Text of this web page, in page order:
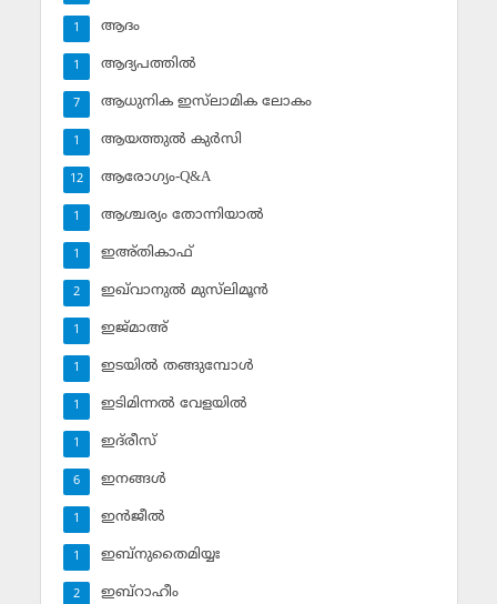
ആദം
1
ആദ്യപത്തില്‍
1
ആധുനിക ഇസ്‌ലാമിക ലോകം
7
ആയത്തുല്‍ കുര്‍സി
1
ആരോഗ്യം-Q&A
12
ആശ്ചര്യം തോന്നിയാല്‍
1
ഇഅ്തികാഫ്‌
1
ഇഖ്‌വാനുല്‍ മുസ്‌ലിമൂന്‍
2
ഇജ്മാഅ്
1
ഇടയില്‍ തങ്ങുമ്പോള്‍
1
ഇടിമിന്നല്‍ വേളയില്‍
1
ഇദ്‌രീസ്‌
1
ഇനങ്ങള്‍
6
ഇന്‍ജീല്‍
1
ഇബ്‌നുതൈമിയ്യഃ
1
ഇബ്‌റാഹീം
2